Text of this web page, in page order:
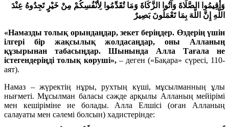
وَأَقِيمُوا الصَّلَاةَ وَآتُوا الزَّكَاةَ وَمَا تُقَدِّمُوا لِأَنْفُسِكُمْ مِنْ خَيْرٍ تَجِدُوهُ عِنْدَ
اللَّهِ إِنَّ اللَّهَ بِمَا تَعْمَلُونَ بَصِيرٌ
«Намазды толық орындаңдар, зекет беріңдер. Өздерің үшін
ілгері бір жақсылық жолдасаңдар, оны Алланың
құзырынан табасыңдар. Шынында Алла Тағала не
істегендеріңді толық көруші»,– деген («Бақара» сүресі, 110-
аят).
Намаз – жү­рек­тің нұ­ры, рух­тың кү­ші, мұ­сыл­манның ұлы
нығметі. Мұсылман баласы сәжде арқылы Алланың мейірімі
мен кешіріміне ие болады. Алла Елшісі (оған Алланың
салауаты мен сәлемі болсын) хадистерінде: